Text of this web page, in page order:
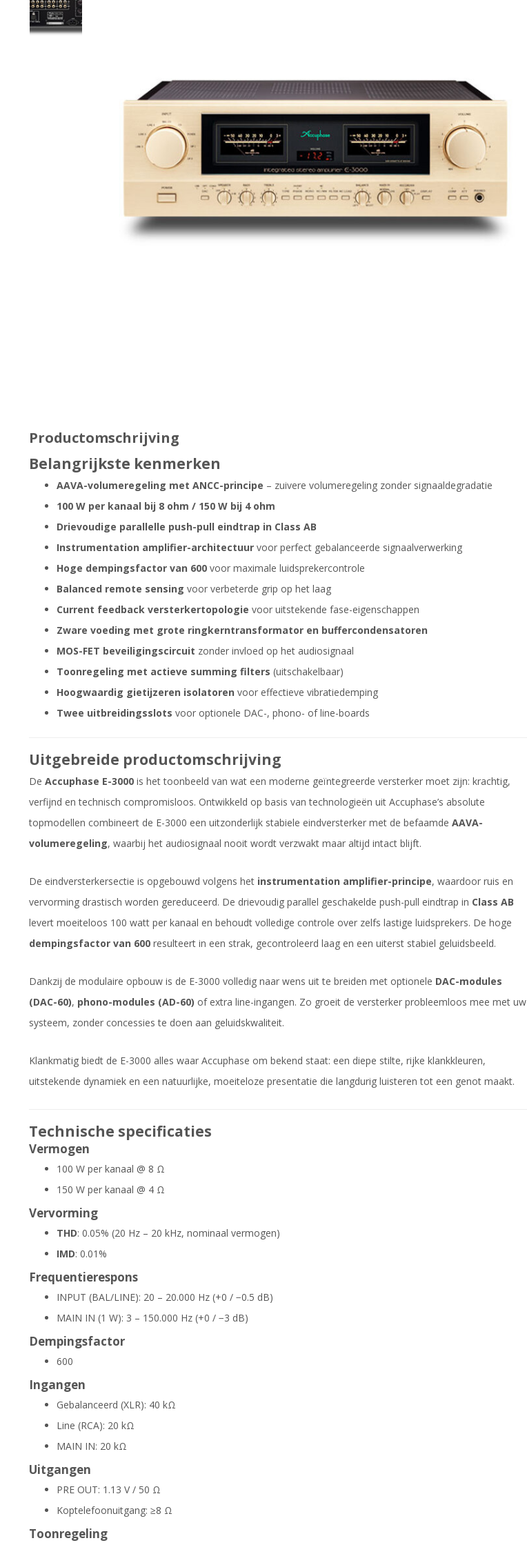
Productomschrijving
Belangrijkste kenmerken
AAVA-volumeregeling met ANCC-principe – zuivere volumeregeling zonder signaaldegradatie
100 W per kanaal bij 8 ohm / 150 W bij 4 ohm
Drievoudige parallelle push-pull eindtrap in Class AB
Instrumentation amplifier-architectuur voor perfect gebalanceerde signaalverwerking
Hoge dempingsfactor van 600 voor maximale luidsprekercontrole
Balanced remote sensing voor verbeterde grip op het laag
Current feedback versterkertopologie voor uitstekende fase-eigenschappen
Zware voeding met grote ringkerntransformator en buffercondensatoren
MOS-FET beveiligingscircuit zonder invloed op het audiosignaal
Toonregeling met actieve summing filters (uitschakelbaar)
Hoogwaardig gietijzeren isolatoren voor effectieve vibratiedemping
Twee uitbreidingsslots voor optionele DAC-, phono- of line-boards
Uitgebreide productomschrijving
De Accuphase E-3000 is het toonbeeld van wat een moderne geïntegreerde versterker moet zijn: krachtig,
verfijnd en technisch compromisloos. Ontwikkeld op basis van technologieën uit Accuphase’s absolute
topmodellen combineert de E-3000 een uitzonderlijk stabiele eindversterker met de befaamde AAVA-
volumeregeling, waarbij het audiosignaal nooit wordt verzwakt maar altijd intact blijft.
De eindversterkersectie is opgebouwd volgens het instrumentation amplifier-principe, waardoor ruis en
vervorming drastisch worden gereduceerd. De drievoudig parallel geschakelde push-pull eindtrap in Class AB
levert moeiteloos 100 watt per kanaal en behoudt volledige controle over zelfs lastige luidsprekers. De hoge
dempingsfactor van 600 resulteert in een strak, gecontroleerd laag en een uiterst stabiel geluidsbeeld.
Dankzij de modulaire opbouw is de E-3000 volledig naar wens uit te breiden met optionele DAC-modules
(DAC-60), phono-modules (AD-60) of extra line-ingangen. Zo groeit de versterker probleemloos mee met uw
systeem, zonder concessies te doen aan geluidskwaliteit.
Klankmatig biedt de E-3000 alles waar Accuphase om bekend staat: een diepe stilte, rijke klankkleuren,
uitstekende dynamiek en een natuurlijke, moeiteloze presentatie die langdurig luisteren tot een genot maakt.
Technische specificaties
Vermogen
100 W per kanaal @ 8 Ω
150 W per kanaal @ 4 Ω
Vervorming
THD: 0.05% (20 Hz – 20 kHz, nominaal vermogen)
IMD: 0.01%
Frequentierespons
INPUT (BAL/LINE): 20 – 20.000 Hz (+0 / −0.5 dB)
MAIN IN (1 W): 3 – 150.000 Hz (+0 / −3 dB)
Dempingsfactor
600
Ingangen
Gebalanceerd (XLR): 40 kΩ
Line (RCA): 20 kΩ
MAIN IN: 20 kΩ
Uitgangen
PRE OUT: 1.13 V / 50 Ω
Koptelefoonuitgang: ≥8 Ω
Toonregeling